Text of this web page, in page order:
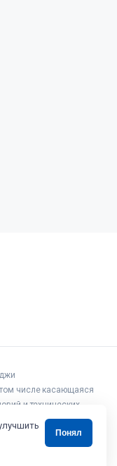
числе касающаяся
и технических
стоимости товаров и
каких условиях не
статьи 437
Понял